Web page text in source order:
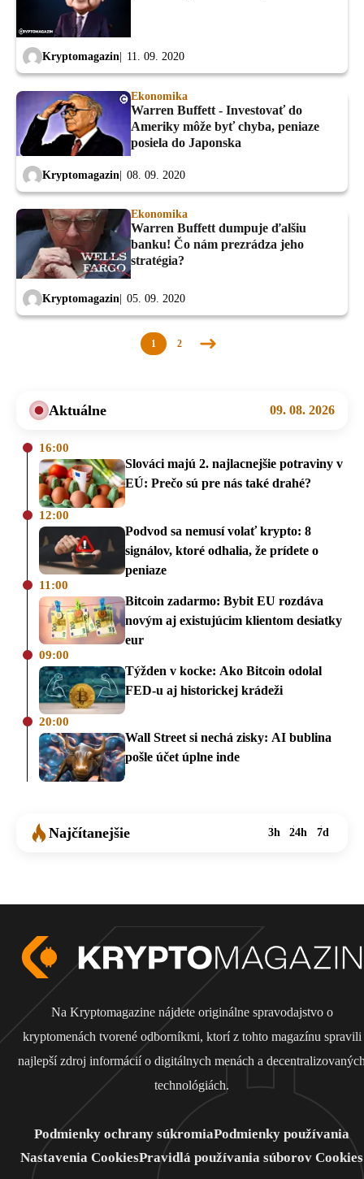
Kryptomagazin 11. 09. 2020
Ekonomika
Warren Buffett - Investovať do
Ameriky môže byť chyba, peniaze
posiela do Japonska
Kryptomagazin 08. 09. 2020
Ekonomika
Warren Buffett dumpuje ďalšiu
banku! Čo nám prezrádza jeho
stratégia?
Kryptomagazin 05. 09. 2020
1 2
Nasledujúca
Aktuálne 09. 08. 2026
16:00
Slováci majú 2. najlacnejšie potraviny v
EÚ: Prečo sú pre nás také drahé?
12:00
Podvod sa nemusí volať krypto: 8
signálov, ktoré odhalia, že prídete o
peniaze
11:00
Bitcoin zadarmo: Bybit EU rozdáva
novým aj existujúcim klientom desiatky
eur
09:00
Týžden v kocke: Ako Bitcoin odolal
FED-u aj historickej krádeži
20:00
Wall Street si nechá zisky: AI bublina
pošle účet úplne inde
Najčítanejšie 3h 24h 7d
Na Kryptomagazine nájdete originálne spravodajstvo o
kryptomenách tvorené odborníkmi, ktorí z tohto magazínu spravili
najlepší zdroj informácií o digitálnych menách a
technológiách.
Podmienky ochrany súkromiaPodmienky používania
Nastavenia CookiesPravidlá používania súborov Cookies